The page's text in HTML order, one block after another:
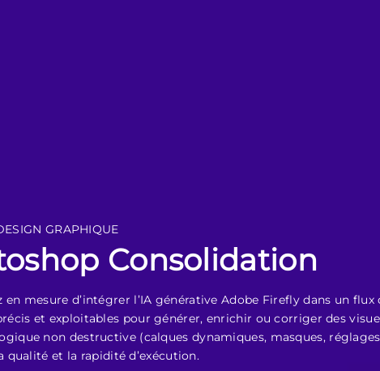
GRAPHIQUE
Consolidation
mesure d’intégrer l’IA générative Adobe Firefly dans un
et exploitables pour générer, enrichir ou corriger des
non destructive (calques dynamiques, masques,
et la rapidité d’exécution.